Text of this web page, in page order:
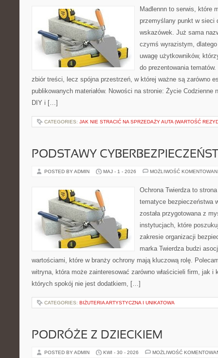
Madlennn to serwis, które
przemyślany punkt w sieci
wskazówek. Już sama
czymś wyrazistym,
uwagę użytkowników,
do prezentowania
zbiór treści, lecz spójna przestrzeń, w której ważne są zarówno
publikowanych materiałów. Nowości na stronie: Życie Codzienne
DIY i […]
CATEGORIES: JAK NIE STRACIĆ NA SPRZEDAŻY AUTA (WARTOŚĆ
PODSTAWY
POSTED BY ADMIN MAJ - 1 - 2026 MOŻLIWOŚĆ
Ochrona Twierdza to
tematyce bezpieczeństwa
została przygotowana z
instytucjach, które
zakresie organizacji
marka Twierdza budzi
wartościami, które w branży ochrony mają kluczową rolę.
witryna, która może zainteresować zarówno właścicieli firm, jak i
których spokój nie jest dodatkiem, […]
CATEGORIES: BIŻUTERIA ARTYSTYCZNA I UNIKATOWA
PODRÓŻE Z DZIECKIEM
POSTED BY ADMIN KWI - 30 - 2026 MOŻLIWOŚĆ